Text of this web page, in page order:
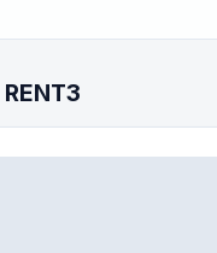
RENT3